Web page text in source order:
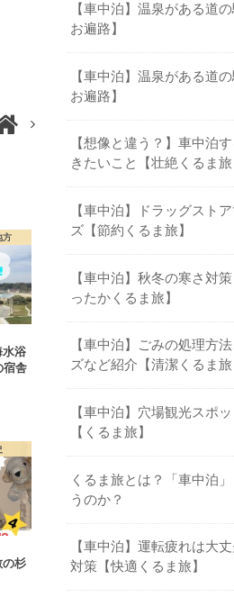
方
水浴
宿舎
の杉
【車中泊】温泉がある道
お遍路】
【車中泊】温泉がある道
お遍路】
【想像と違う？】車中泊
きたいこと【壮絶くるま旅
【車中泊】ドラッグスト
ズ【節約くるま旅】
【車中泊】秋冬の寒さ対
ったかくるま旅】
【車中泊】ごみの処理方
ズなど紹介【清潔くるま旅
【車中泊】穴場観光スポ
【くるま旅】
くるま旅とは？「車中泊
うのか？
【車中泊】運転疲れは大
対策【快適くるま旅】